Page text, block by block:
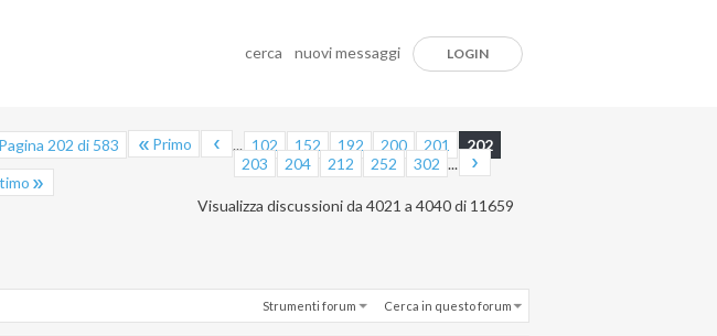
cerca nuovi messaggi LOGIN
Pagina 202 di 583 Primo ... 102 152 192 200 201
202
203
204 212 252 302 ...
Visualizza discussioni da 4021 a 4040 di 11659
Strumenti forum Cerca in questo forum